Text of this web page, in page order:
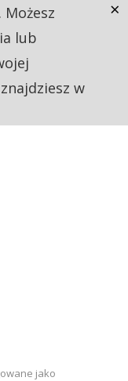
jako
lub
w
×